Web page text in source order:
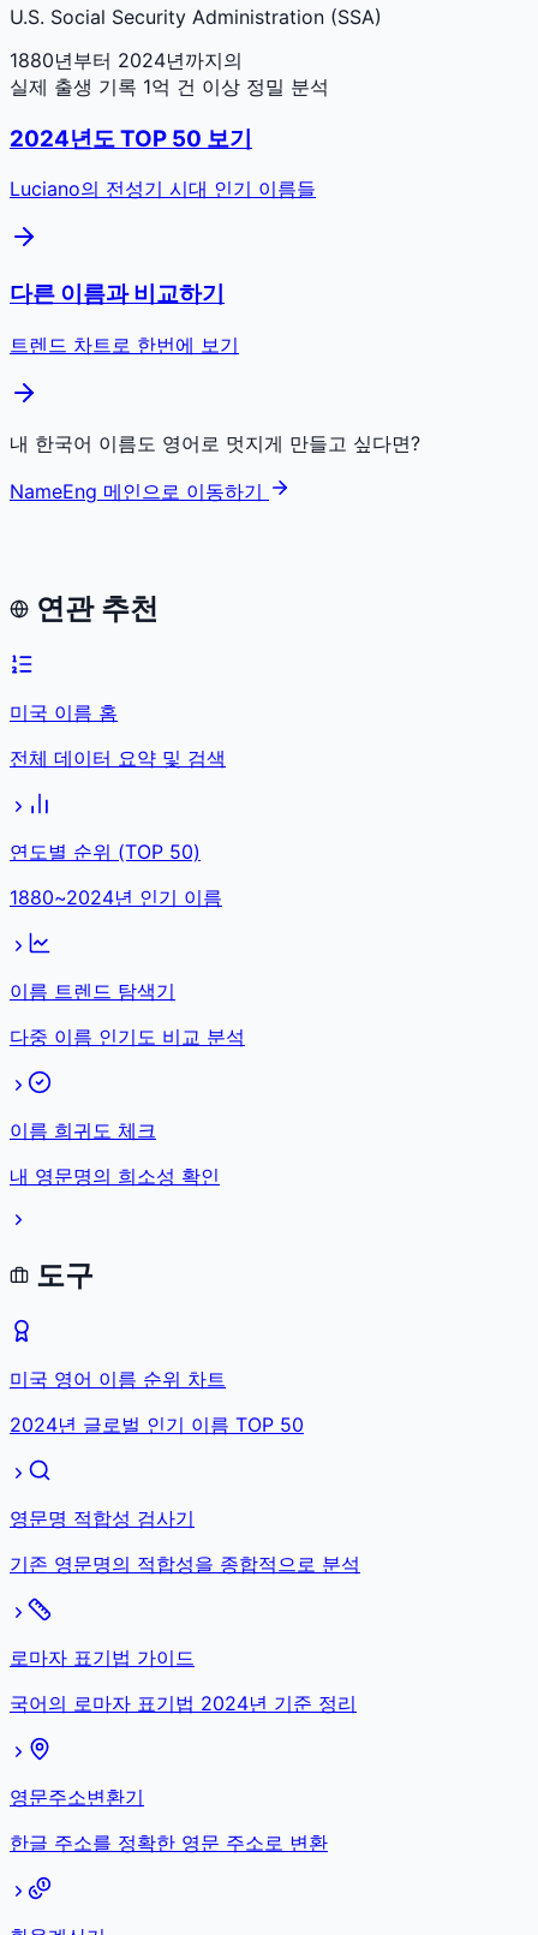
U.S. Social Security Administration (SSA)
1880년부터 2024년까지의
실제 출생 기록 1억 건 이상 정밀 분석
2024년도 TOP 50 보기
Luciano의 전성기 시대 인기 이름들
다른 이름과 비교하기
트렌드 차트로 한번에 보기
내 한국어 이름도 영어로 멋지게 만들고 싶다면?
NameEng 메인으로 이동하기
연관 추천
미국 이름 홈
전체 데이터 요약 및 검색
연도별 순위 (TOP 50)
1880~2024년 인기 이름
이름 트렌드 탐색기
다중 이름 인기도 비교 분석
이름 희귀도 체크
내 영문명의 희소성 확인
도구
미국 영어 이름 순위 차트
2024년 글로벌 인기 이름 TOP 50
영문명 적합성 검사기
기존 영문명의 적합성을 종합적으로 분석
로마자 표기법 가이드
국어의 로마자 표기법 2024년 기준 정리
영문주소변환기
한글 주소를 정확한 영문 주소로 변환